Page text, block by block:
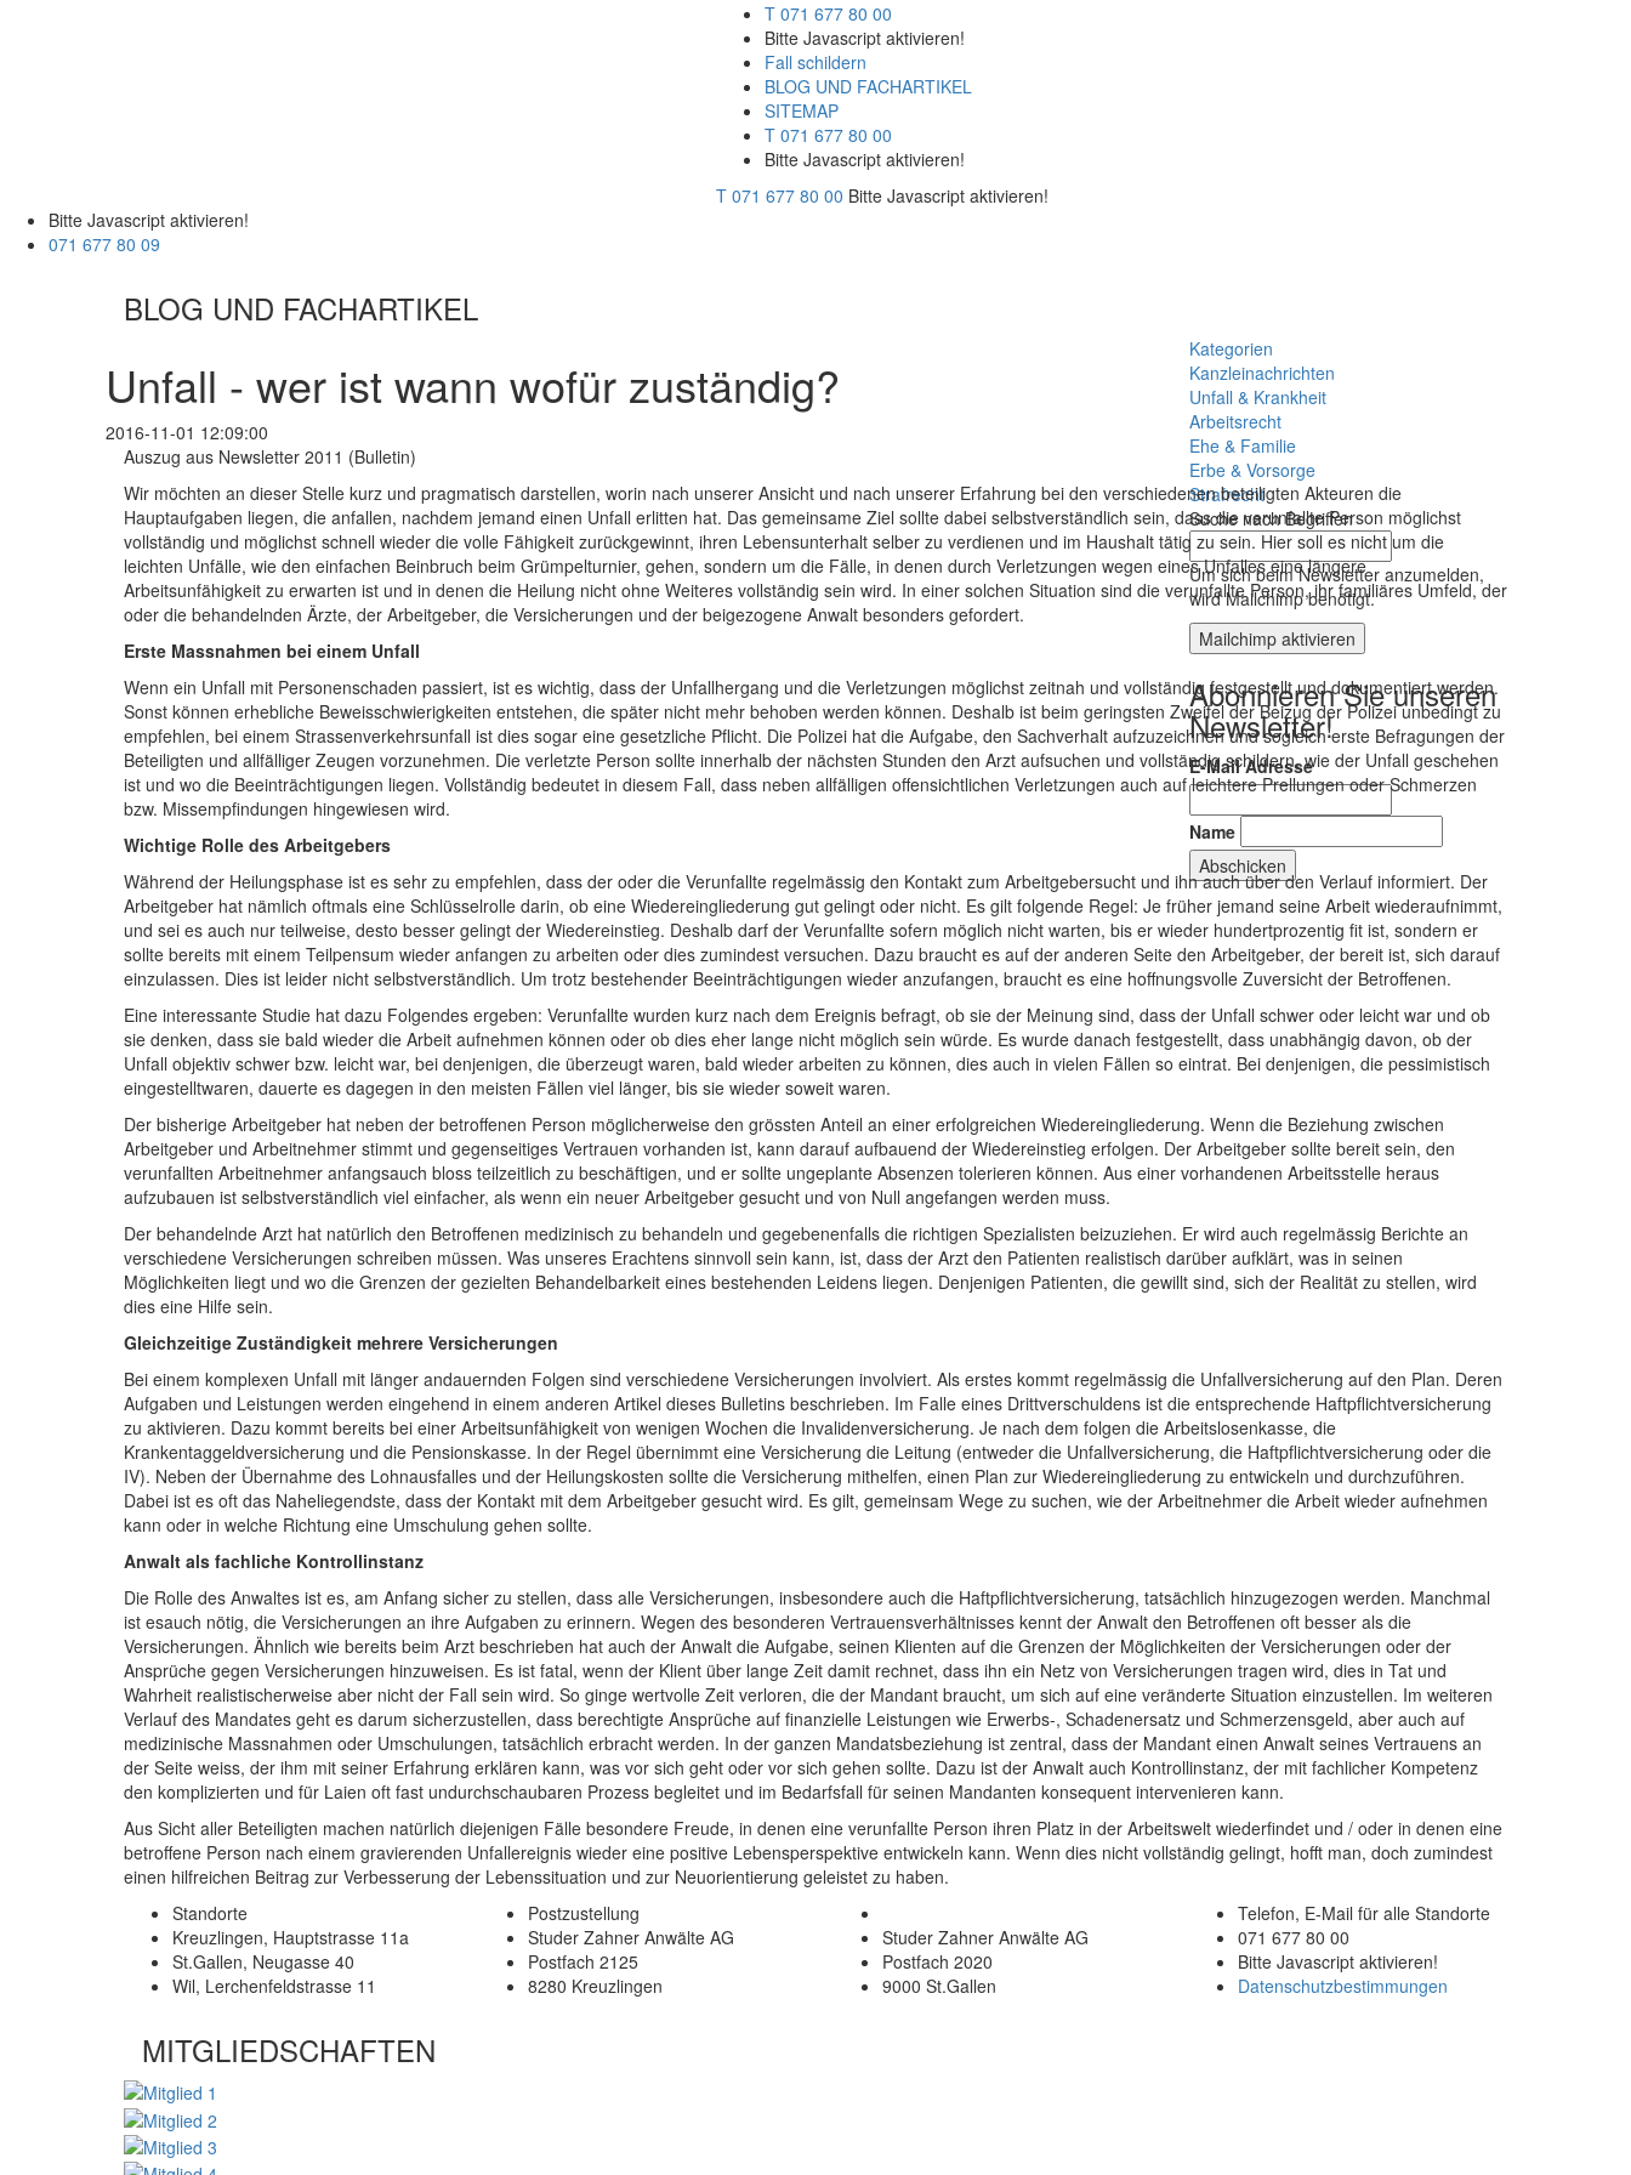
T 071 677 80 00
Bitte Javascript aktivieren!
Fall schildern
BLOG UND FACHARTIKEL
SITEMAP
T 071 677 80 00
Bitte Javascript aktivieren!
T 071 677 80 00 Bitte Javascript aktivieren!
Bitte Javascript aktivieren!
071 677 80 09
BLOG UND FACHARTIKEL
Kategorien
Kanzleinachrichten
Unfall & Krankheit
Arbeitsrecht
Ehe & Familie
Erbe & Vorsorge
Strafrecht
Suche nach Begriffen
Um sich beim Newsletter anzumelden,
wird Mailchimp benötigt.
Mailchimp aktivieren
Abonnieren Sie unseren
Newsletter!
E-Mail Adresse
Name
Unfall - wer ist wann wofür zuständig?
2016-11-01 12:09:00
Auszug aus Newsletter 2011 (Bulletin)
Wir möchten an dieser Stelle kurz und pragmatisch darstellen, worin nach unserer Ansicht und nach unserer Erfahrung bei den verschiedenen beteiligten Akteuren die
Hauptaufgaben liegen, die anfallen, nachdem jemand einen Unfall erlitten hat. Das gemeinsame Ziel sollte dabei selbstverständlich sein, dass die verunfallte Person möglichst
vollständig und möglichst schnell wieder die volle Fähigkeit zurückgewinnt, ihren Lebensunterhalt selber zu verdienen und im Haushalt tätig zu sein. Hier soll es nicht um die
leichten Unfälle, wie den einfachen Beinbruch beim Grümpelturnier, gehen, sondern um die Fälle, in denen durch Verletzungen wegen eines Unfalles eine längere
Arbeitsunfähigkeit zu erwarten ist und in denen die Heilung nicht ohne Weiteres vollständig sein wird. In einer solchen Situation sind die verunfallte Person, ihr familiäres Umfeld, der
oder die behandelnden Ärzte, der Arbeitgeber, die Versicherungen und der beigezogene Anwalt besonders gefordert.
Erste Massnahmen bei einem Unfall
Wenn ein Unfall mit Personenschaden passiert, ist es wichtig, dass der Unfallhergang und die Verletzungen möglichst zeitnah und vollständig festgestellt und dokumentiert werden.
Sonst können erhebliche Beweisschwierigkeiten entstehen, die später nicht mehr behoben werden können. Deshalb ist beim geringsten Zweifel der Beizug der Polizei unbedingt zu
empfehlen, bei einem Strassenverkehrsunfall ist dies sogar eine gesetzliche Pflicht. Die Polizei hat die Aufgabe, den Sachverhalt aufzuzeichnen und sogleich erste Befragungen der
Beteiligten und allfälliger Zeugen vorzunehmen. Die verletzte Person sollte innerhalb der nächsten Stunden den Arzt aufsuchen und vollständig schildern, wie der Unfall geschehen
ist und wo die Beeinträchtigungen liegen. Vollständig bedeutet in diesem Fall, dass neben allfälligen offensichtlichen Verletzungen auch auf leichtere Prellungen oder Schmerzen
bzw. Missempfindungen hingewiesen wird.
Wichtige Rolle des Arbeitgebers
Während der Heilungsphase ist es sehr zu empfehlen, dass der oder die Verunfallte regelmässig den Kontakt zum Arbeitgebersucht und ihn auch über den Verlauf informiert. Der
Arbeitgeber hat nämlich oftmals eine Schlüsselrolle darin, ob eine Wiedereingliederung gut gelingt oder nicht. Es gilt folgende Regel: Je früher jemand seine Arbeit wiederaufnimmt,
und sei es auch nur teilweise, desto besser gelingt der Wiedereinstieg. Deshalb darf der Verunfallte sofern möglich nicht warten, bis er wieder hundertprozentig fit ist, sondern er
sollte bereits mit einem Teilpensum wieder anfangen zu arbeiten oder dies zumindest versuchen. Dazu braucht es auf der anderen Seite den Arbeitgeber, der bereit ist, sich darauf
einzulassen. Dies ist leider nicht selbstverständlich. Um trotz bestehender Beeinträchtigungen wieder anzufangen, braucht es eine hoffnungsvolle Zuversicht der Betroffenen.
Eine interessante Studie hat dazu Folgendes ergeben: Verunfallte wurden kurz nach dem Ereignis befragt, ob sie der Meinung sind, dass der Unfall schwer oder leicht war und ob
sie denken, dass sie bald wieder die Arbeit aufnehmen können oder ob dies eher lange nicht möglich sein würde. Es wurde danach festgestellt, dass unabhängig davon, ob der
Unfall objektiv schwer bzw. leicht war, bei denjenigen, die überzeugt waren, bald wieder arbeiten zu können, dies auch in vielen Fällen so eintrat. Bei denjenigen, die pessimistisch
eingestelltwaren, dauerte es dagegen in den meisten Fällen viel länger, bis sie wieder soweit waren.
Der bisherige Arbeitgeber hat neben der betroffenen Person möglicherweise den grössten Anteil an einer erfolgreichen Wiedereingliederung. Wenn die Beziehung zwischen
Arbeitgeber und Arbeitnehmer stimmt und gegenseitiges Vertrauen vorhanden ist, kann darauf aufbauend der Wiedereinstieg erfolgen. Der Arbeitgeber sollte bereit sein, den
verunfallten Arbeitnehmer anfangsauch bloss teilzeitlich zu beschäftigen, und er sollte ungeplante Absenzen tolerieren können. Aus einer vorhandenen Arbeitsstelle heraus
aufzubauen ist selbstverständlich viel einfacher, als wenn ein neuer Arbeitgeber gesucht und von Null angefangen werden muss.
Der behandelnde Arzt hat natürlich den Betroffenen medizinisch zu behandeln und gegebenenfalls die richtigen Spezialisten beizuziehen. Er wird auch regelmässig Berichte an
verschiedene Versicherungen schreiben müssen. Was unseres Erachtens sinnvoll sein kann, ist, dass der Arzt den Patienten realistisch darüber aufklärt, was in seinen
Möglichkeiten liegt und wo die Grenzen der gezielten Behandelbarkeit eines bestehenden Leidens liegen. Denjenigen Patienten, die gewillt sind, sich der Realität zu stellen, wird
dies eine Hilfe sein.
Gleichzeitige Zuständigkeit mehrere Versicherungen
Bei einem komplexen Unfall mit länger andauernden Folgen sind verschiedene Versicherungen involviert. Als erstes kommt regelmässig die Unfallversicherung auf den Plan. Deren
Aufgaben und Leistungen werden eingehend in einem anderen Artikel dieses Bulletins beschrieben. Im Falle eines Drittverschuldens ist die entsprechende Haftpflichtversicherung
zu aktivieren. Dazu kommt bereits bei einer Arbeitsunfähigkeit von wenigen Wochen die Invalidenversicherung. Je nach dem folgen die Arbeitslosenkasse, die
Krankentaggeldversicherung und die Pensionskasse. In der Regel übernimmt eine Versicherung die Leitung (entweder die Unfallversicherung, die Haftpflichtversicherung oder die
IV). Neben der Übernahme des Lohnausfalles und der Heilungskosten sollte die Versicherung mithelfen, einen Plan zur Wiedereingliederung zu entwickeln und durchzuführen.
Dabei ist es oft das Naheliegendste, dass der Kontakt mit dem Arbeitgeber gesucht wird. Es gilt, gemeinsam Wege zu suchen, wie der Arbeitnehmer die Arbeit wieder aufnehmen
kann oder in welche Richtung eine Umschulung gehen sollte.
Anwalt als fachliche Kontrollinstanz
Die Rolle des Anwaltes ist es, am Anfang sicher zu stellen, dass alle Versicherungen, insbesondere auch die Haftpflichtversicherung, tatsächlich hinzugezogen werden. Manchmal
ist esauch nötig, die Versicherungen an ihre Aufgaben zu erinnern. Wegen des besonderen Vertrauensverhältnisses kennt der Anwalt den Betroffenen oft besser als die
Versicherungen. Ähnlich wie bereits beim Arzt beschrieben hat auch der Anwalt die Aufgabe, seinen Klienten auf die Grenzen der Möglichkeiten der Versicherungen oder der
Ansprüche gegen Versicherungen hinzuweisen. Es ist fatal, wenn der Klient über lange Zeit damit rechnet, dass ihn ein Netz von Versicherungen tragen wird, dies in Tat und
Wahrheit realistischerweise aber nicht der Fall sein wird. So ginge wertvolle Zeit verloren, die der Mandant braucht, um sich auf eine veränderte Situation einzustellen. Im weiteren
Verlauf des Mandates geht es darum sicherzustellen, dass berechtigte Ansprüche auf finanzielle Leistungen wie Erwerbs-, Schadenersatz und Schmerzensgeld, aber auch auf
medizinische Massnahmen oder Umschulungen, tatsächlich erbracht werden. In der ganzen Mandatsbeziehung ist zentral, dass der Mandant einen Anwalt seines Vertrauens an
der Seite weiss, der ihm mit seiner Erfahrung erklären kann, was vor sich geht oder vor sich gehen sollte. Dazu ist der Anwalt auch Kontrollinstanz, der mit fachlicher Kompetenz
den komplizierten und für Laien oft fast undurchschaubaren Prozess begleitet und im Bedarfsfall für seinen Mandanten konsequent intervenieren kann.
Aus Sicht aller Beteiligten machen natürlich diejenigen Fälle besondere Freude, in denen eine verunfallte Person ihren Platz in der Arbeitswelt wiederfindet und / oder in denen eine
betroffene Person nach einem gravierenden Unfallereignis wieder eine positive Lebensperspektive entwickeln kann. Wenn dies nicht vollständig gelingt, hofft man, doch zumindest
einen hilfreichen Beitrag zur Verbesserung der Lebenssituation und zur Neuorientierung geleistet zu haben.
Standorte
Kreuzlingen, Hauptstrasse 11a
St.Gallen, Neugasse 40
Wil, Lerchenfeldstrasse 11
Postzustellung
Studer Zahner Anwälte AG
Postfach 2125
8280 Kreuzlingen
Studer Zahner Anwälte AG
Postfach 2020
9000 St.Gallen
Telefon, E-Mail für alle Standorte
071 677 80 00
Bitte Javascript aktivieren!
Datenschutzbestimmungen
MITGLIEDSCHAFTEN